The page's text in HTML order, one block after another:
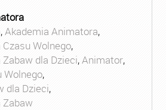
,Akademia Animatora,
Wolnego,
dla Dzieci,Animator,
Wolnego,
dla Dzieci,